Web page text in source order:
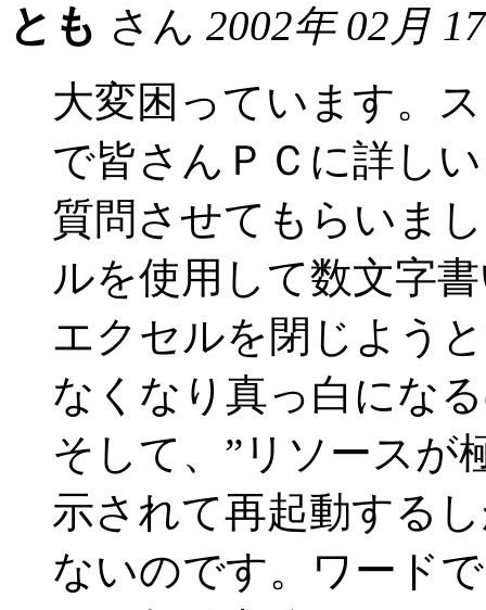
とも さん 2002年 02月
大変困っています。
で皆さんＰＣに詳し
質問させてもらいま
ルを使用して数文字
エクセルを閉じよう
なくなり真っ白にな
そして、”リソースが
示されて再起動する
ないのです。ワード